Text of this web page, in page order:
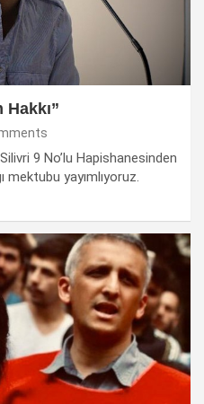
9 No’lu Hapishanesinden
mektubu yayımlıyoruz.